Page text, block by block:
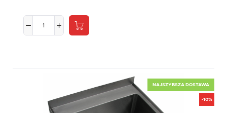
NAJSZYBSZA DOSTAWA
-10%